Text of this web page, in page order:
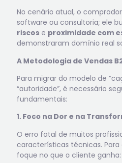
No cenário atual, o
software ou consultoria; ele
riscos e proximidade com
demonstraram domínio real
A Metodologia de Vendas
Para migrar do modelo de
“autoridade”, é necessário
fundamentais:
1. Foco na Dor e na
O erro fatal de muitos
características técnicas. Para
foque no que o cliente ganha: